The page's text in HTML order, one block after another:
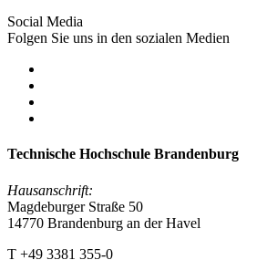
Social Media
Folgen Sie uns in den sozialen Medien
Technische Hochschule Brandenburg
Hausanschrift:
Magdeburger Straße 50
14770 Brandenburg an der Havel
T +49 3381 355-0